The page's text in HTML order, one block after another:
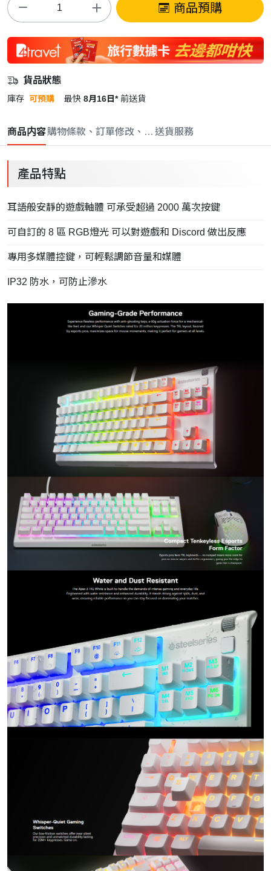
商品預購
貨品狀態
庫存 可預購 最快 8月16日* 前送貨
商品内容購物條款、訂單修改、取消與退款政策
送貨服務
產品特點
耳語般安靜的遊戲軸體 可承受超過 2000 萬次按鍵
可自訂的 8 區 RGB燈光 可以對遊戲和 Discord 做出反應
專用多媒體控鍵，可輕鬆調節音量和媒體
IP32 防水，可防止滲水